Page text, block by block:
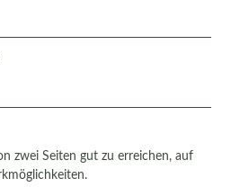
zwei Seiten gut zu erreichen, auf